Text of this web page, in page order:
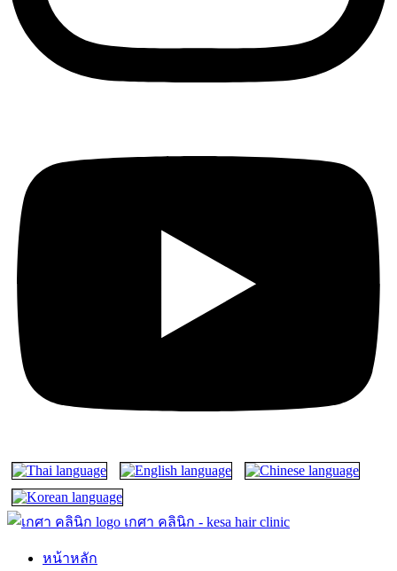
เกศา คลินิก – kesa hair clinic
kesa hair ปลูกผม ปลูกคิ้ว รักษาผมร่วง ผมบาง
หน้าหลัก